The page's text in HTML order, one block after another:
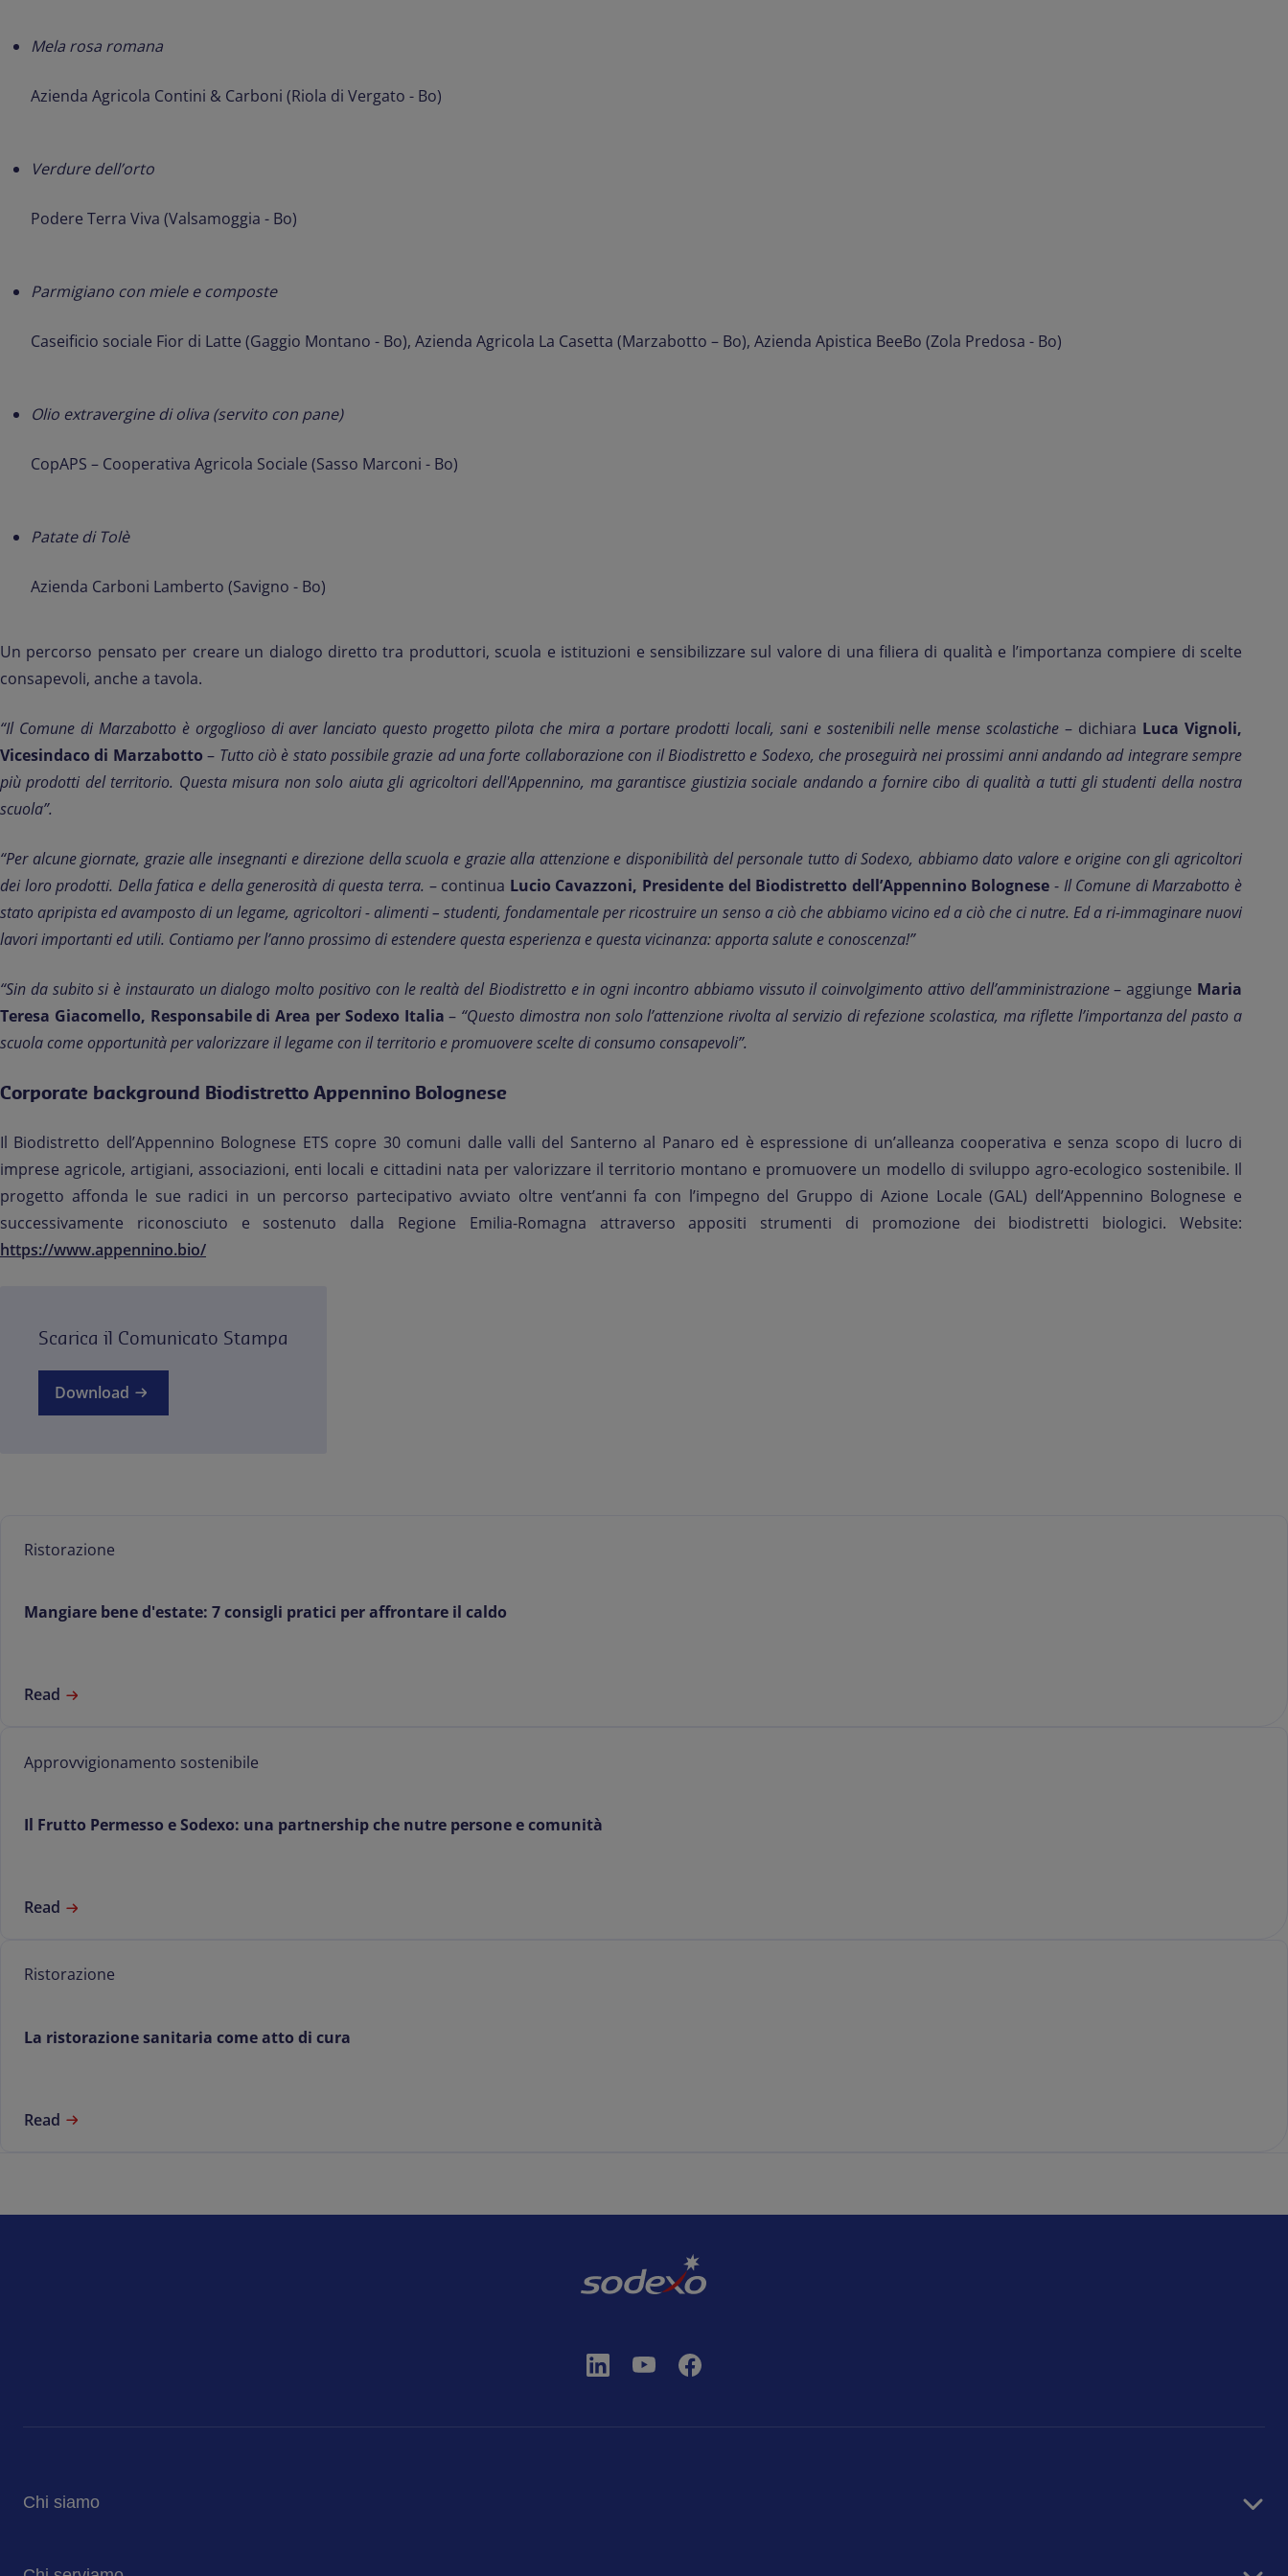
Mela rosa romana
Azienda Agricola Contini & Carboni (Riola di Vergato - Bo)
Verdure dell’orto
Podere Terra Viva (Valsamoggia - Bo)
Parmigiano con miele e composte
Caseificio sociale Fior di Latte (Gaggio Montano - Bo), Azienda Agricola La Casetta (Marzabotto – Bo), Azienda Apistica BeeBo (Zola Predosa - Bo)
Olio extravergine di oliva (servito con pane)
CopAPS – Cooperativa Agricola Sociale (Sasso Marconi - Bo)
Patate di Tolè
Azienda Carboni Lamberto (Savigno - Bo)
Un percorso pensato per creare un dialogo diretto tra produttori, scuola e istituzioni e sensibilizzare sul valore di una filiera di qualità e l’importanza compiere di scelte
consapevoli, anche a tavola.
“Il Comune di Marzabotto è orgoglioso di aver lanciato questo progetto pilota che mira a portare prodotti locali, sani e sostenibili nelle mense scolastiche– dichiara Luca Vignoli,
Vicesindaco di Marzabotto – Tutto ciò è stato possibile grazie ad una forte collaborazione con il Biodistretto e Sodexo, che proseguirà nei prossimi anni andando ad integrare sempre
più prodotti del territorio. Questa misura non solo aiuta gli agricoltori dell'Appennino, ma garantisce giustizia sociale andando a fornire cibo di qualità a tutti gli studenti della nostra
scuola”.
“Per alcune giornate, grazie alle insegnanti e direzione della scuola e grazie alla attenzione e disponibilità del personale tutto di Sodexo, abbiamo dato valore e origine con gli agricoltori
dei loro prodotti. Della fatica e della generosità di questa terra. – continua Lucio Cavazzoni, Presidente del Biodistretto dell’Appennino Bolognese - Il Comune di Marzabotto è
stato apripista ed avamposto di un legame, agricoltori - alimenti – studenti, fondamentale per ricostruire un senso a ciò che abbiamo vicino ed a ciò che ci nutre. Ed a ri-immaginare nuovi
lavori importanti ed utili. Contiamo per l’anno prossimo di estendere questa esperienza e questa vicinanza: apporta salute e conoscenza!”
“Sin da subito si è instaurato un dialogo molto positivo con le realtà del Biodistretto e in ogni incontro abbiamo vissuto il coinvolgimento attivo dell’amministrazione– aggiunge Maria
Teresa Giacomello, Responsabile di Area per Sodexo Italia – “Questo dimostra non solo l’attenzione rivolta al servizio di refezione scolastica, ma riflette l’importanza del pasto a
scuola come opportunità per valorizzare il legame con il territorio e promuovere scelte di consumo consapevoli”.
Corporate background Biodistretto Appennino Bolognese
Il Biodistretto dell’Appennino Bolognese ETS copre 30 comuni dalle valli del Santerno al Panaro ed è espressione di un’alleanza cooperativa e senza scopo di lucro di
imprese agricole, artigiani, associazioni, enti locali e cittadini nata per valorizzare il territorio montano e promuovere un modello di sviluppo agro-ecologico sostenibile. Il
progetto affonda le sue radici in un percorso partecipativo avviato oltre vent’anni fa con l’impegno del Gruppo di Azione Locale (GAL) dell’Appennino Bolognese e
successivamente riconosciuto e sostenuto dalla Regione Emilia-Romagna attraverso appositi strumenti di promozione dei biodistretti biologici. Website:
https://www.appennino.bio/
Scarica il Comunicato Stampa
Download
Ristorazione
Mangiare bene d'estate: 7 consigli pratici per affrontare il caldo
Read
Approvvigionamento sostenibile
Il Frutto Permesso e Sodexo: una partnership che nutre persone e comunità
Read
Ristorazione
La ristorazione sanitaria come atto di cura
Read
Chi siamo